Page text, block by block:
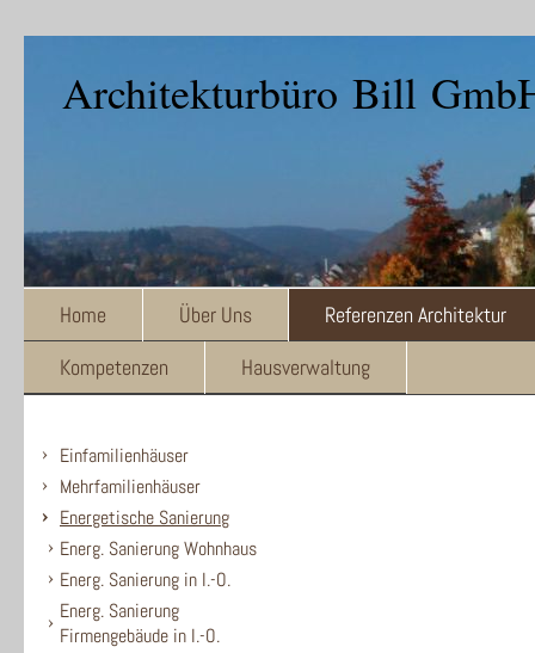
Architekturbüro Bill
Home Über Uns
Referenzen Architektur
Kompetenzen
Hausverwaltung
Einfamilienhäuser
Mehrfamilienhäuser
Energetische Sanierung
Energ. Sanierung Wohnhaus
Energ. Sanierung in I.-O.
Energ. Sanierung
Firmengebäude in I.-O.